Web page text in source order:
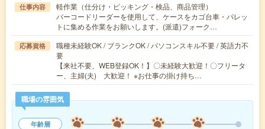
仕事内容
軽作業（仕分け・ピッキング・検品、商品管理）
バーコードリーダーを使用して、ケースをカゴ台車・パレッ
トに集める作業をお願いします。(派遣)フォーク…
応募資格
職種未経験OK / ブランクOK / パソコンスキル不要 / 英語力不
要
【来社不要、WEB登録OK！】〇未経験大歓迎！〇フリータ
ー、主婦(夫) 大歓迎！ ※お仕事の掛け持ち…
職場の雰囲気
年齢層